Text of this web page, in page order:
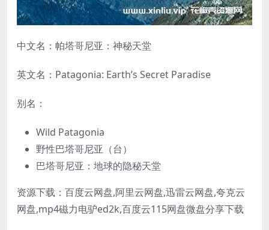
中文名：帕塔哥尼亚：神秘天堂
英文名：Patagonia: Earth’s Secret Paradise
别名：
Wild Patagonia
野性巴塔哥尼亚（台）
巴塔哥尼亚：地球的隐秘天堂
资源下载：百度云网盘,阿里云网盘,迅雷云网盘,夸克云
网盘,mp4磁力电驴ed2k,百度云115网盘微盘分享下载